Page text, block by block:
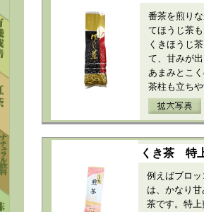
番茶を煎り
てほうじ茶
くきほうじ
て、甘みが
あまみとこ
茶柱も立ち
くき茶 特
例えばブロ
は、かなり
茶です。特